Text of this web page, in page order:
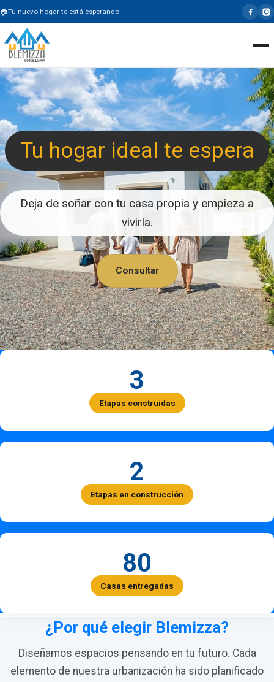
Tu nuevo hogar te está esperando
Tu hogar ideal te espera
Deja de soñar con tu casa propia y empieza a
vivirla.
Consultar
3
Etapas construidas
2
Etapas en construcción
80
Casas entregadas
¿Por qué elegir Blemizza?
Diseñamos espacios pensando en tu futuro. Cada
elemento de nuestra urbanización ha sido planificado